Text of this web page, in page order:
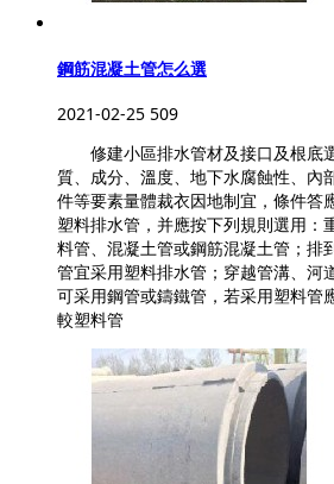
鋼筋混凝土管怎么選
2021-02-25 509
修建小區排水管材及接口及根底
質、成分、溫度、地下水腐蝕性、內
件等要素量體裁衣因地制宜，條件答
塑料排水管，并應按下列規則選用：
料管、混凝土管或鋼筋混凝土管；排
管宜采用塑料排水管；穿越管溝、河
可采用鋼管或鑄鐵管，若采用塑料管
較塑料管